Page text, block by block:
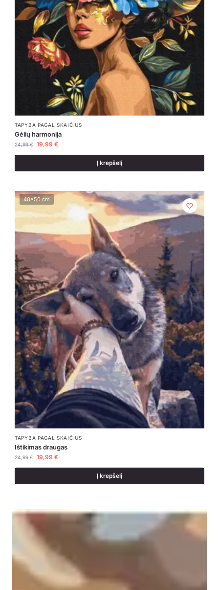
TAPYBA PAGAL SKAIČIUS
Gėlių harmonija
24,99€ 19,99 €
Į krepšelį
40x50 cm
TAPYBA PAGAL SKAIČIUS
Ištikimas draugas
24,99€ 19,99 €
Į krepšelį